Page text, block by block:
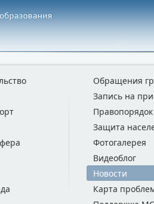
Обращения
Запись на
Правопорядок
Защита
Фотогалерея
Видеоблог
Новости
Карта